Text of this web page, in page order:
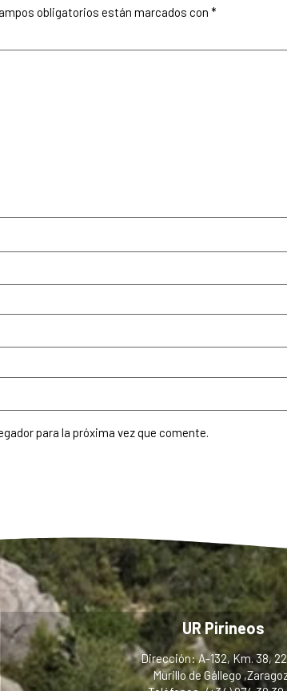
obligatorios están marcados con *
para la próxima vez que comente.
UR Pirineos
Dirección: A-132, Km. 38,
Murillo de Gállego